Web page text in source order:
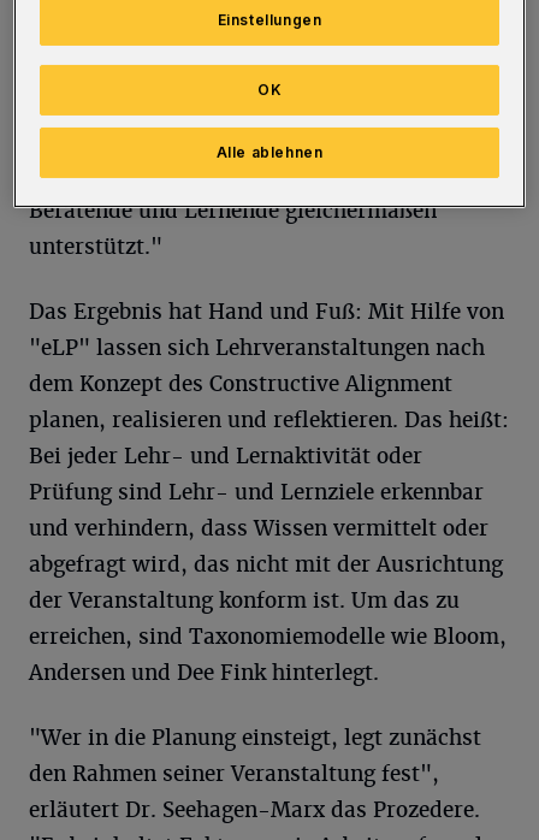
Lehrideen hochschulübergreifend
auszutauschen", begründet die Blended-
Learning-Expertin ihre Motivation. "Vor
diesem Hintergrund wollte ich ein frei
nutzbares Instrument schaffen, das Lehrende,
Beratende und Lernende gleichermaßen
unterstützt."
Das Ergebnis hat Hand und Fuß: Mit Hilfe von
"eLP" lassen sich Lehrveranstaltungen nach
dem Konzept des Constructive Alignment
planen, realisieren und reflektieren. Das heißt:
Bei jeder Lehr- und Lernaktivität oder
Prüfung sind Lehr- und Lernziele erkennbar
und verhindern, dass Wissen vermittelt oder
abgefragt wird, das nicht mit der Ausrichtung
der Veranstaltung konform ist. Um das zu
erreichen, sind Taxonomiemodelle wie Bloom,
Andersen und Dee Fink hinterlegt.
"Wer in die Planung einsteigt, legt zunächst
den Rahmen seiner Veranstaltung fest",
erläutert Dr. Seehagen-Marx das Prozedere.
Einstellungen
Alle ablehnen
OK